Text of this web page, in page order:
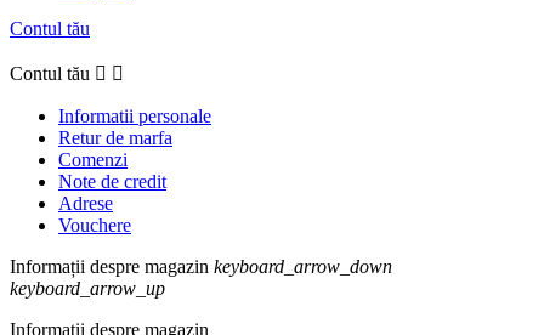
Contul tău
Contul tău  
Informatii personale
Retur de marfa
Comenzi
Note de credit
Adrese
Vouchere
Informații despre magazin keyboard_arrow_down
keyboard_arrow_up
Informații despre magazin